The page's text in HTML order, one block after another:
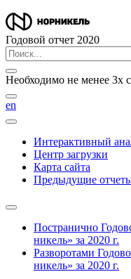
Годовой отчет 2020
Необходимо не менее 3х
en
Интерактивный
Центр загрузки
Карта сайта
Предыдущие
Постранично
никель» за 2020 г.
Разворотами
никель» за 2020 г.